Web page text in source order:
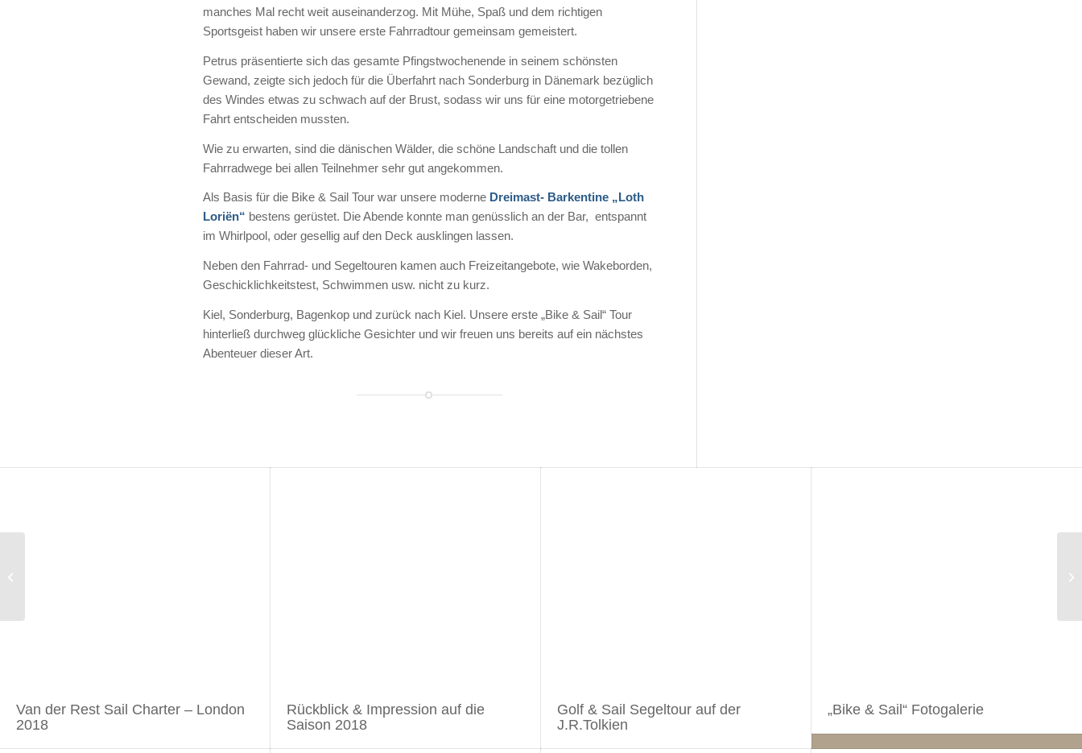
manches Mal recht weit auseinanderzog. Mit Mühe, Spaß und dem richtigen
Sportsgeist haben wir unsere erste Fahrradtour gemeinsam gemeistert.
Petrus präsentierte sich das gesamte Pfingstwochenende in seinem schönsten
Gewand, zeigte sich jedoch für die Überfahrt nach Sonderburg in Dänemark bezüglich
des Windes etwas zu schwach auf der Brust, sodass wir uns für eine motorgetriebene
Fahrt entscheiden mussten.
Wie zu erwarten, sind die dänischen Wälder, die schöne Landschaft und die tollen
Fahrradwege bei allen Teilnehmer sehr gut angekommen.
Als Basis für die Bike & Sail Tour war unsere moderne Dreimast- Barkentine „Loth
Loriën“ bestens gerüstet. Die Abende konnte man genüsslich an der Bar, entspannt
im Whirlpool, oder gesellig auf den Deck ausklingen lassen.
Neben den Fahrrad- und Segeltouren kamen auch Freizeitangebote, wie Wakeborden,
Geschicklichkeitstest, Schwimmen usw. nicht zu kurz.
Kiel, Sonderburg, Bagenkop und zurück nach Kiel. Unsere erste „Bike & Sail“ Tour
hinterließ durchweg glückliche Gesichter und wir freuen uns bereits auf ein nächstes
Abenteuer dieser Art.
Van der Rest Sail Charter – London
2018
Rückblick & Impression auf die
Saison 2018
Golf & Sail Segeltour auf der
J.R.Tolkien
„Bike & Sail“ Fotogalerie